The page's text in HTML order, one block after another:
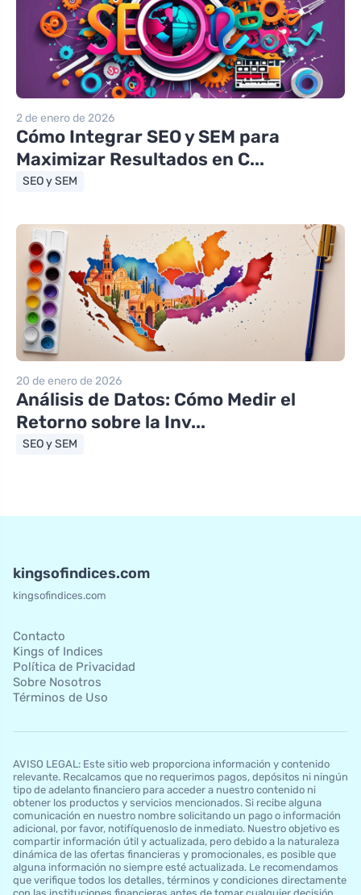
2 de enero de 2026
Cómo Integrar SEO y SEM para
Maximizar Resultados en C...
SEO y SEM
20 de enero de 2026
Análisis de Datos: Cómo Medir el
Retorno sobre la Inv...
SEO y SEM
kingsofindices.com
kingsofindices.com
Contacto
Kings of Indices
Política de Privacidad
Sobre Nosotros
Términos de Uso
AVISO LEGAL: Este sitio web proporciona información y contenido
relevante. Recalcamos que no requerimos pagos, depósitos ni ningún
tipo de adelanto financiero para acceder a nuestro contenido ni
obtener los productos y servicios mencionados. Si recibe alguna
comunicación en nuestro nombre solicitando un pago o información
adicional, por favor, notifíquenoslo de inmediato. Nuestro objetivo es
compartir información útil y actualizada, pero debido a la naturaleza
dinámica de las ofertas financieras y promocionales, es posible que
alguna información no siempre esté actualizada. Le recomendamos
que verifique todos los detalles, términos y condiciones directamente